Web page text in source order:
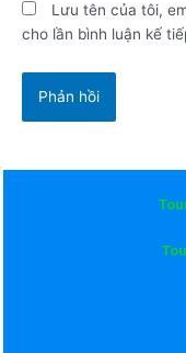
Lưu tên của tôi,
cho lần bình luận kế